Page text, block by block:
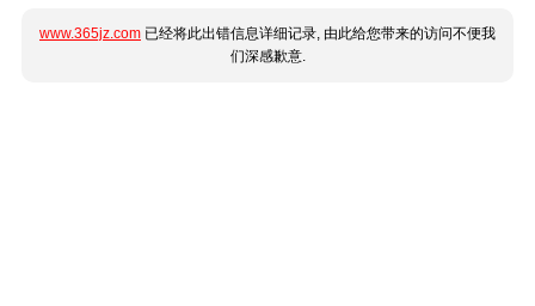
www.365jz.com 已经将此出错信息详细记录, 由此给您带来的访问不便我
们深感歉意.